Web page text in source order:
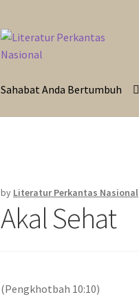
Skip
to
Langsung
ke
Sahabat Anda Bertumbuh
by Literatur Perkantas Nasional
Akal Sehat
(Pengkhotbah 10:10)